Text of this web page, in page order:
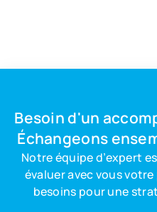
Besoin d'un
Échangeons
Notre équipe d’expert
évaluer avec vous
besoins pour une